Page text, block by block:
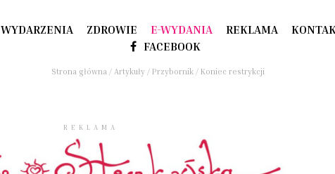
WYDARZENIA ZDROWIE E-WYDANIA REKLAMA
FACEBOOK
Strona główna / Artykuły/ Przybornik/ Koniec restrykcji
REKLAMA